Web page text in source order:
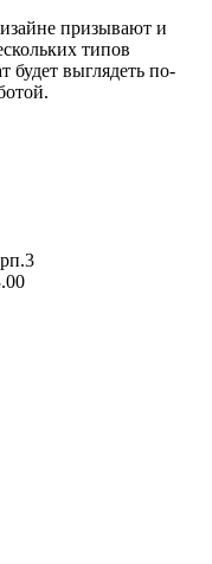
призывают и
типов
будет выглядеть по-